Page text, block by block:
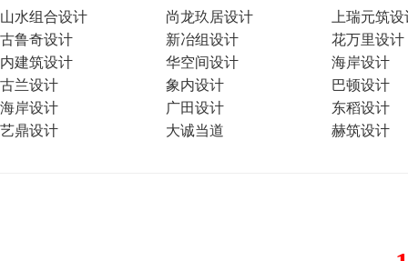
山水组合设计 尚龙玖居设计
上瑞元筑
古鲁奇设计
新冶组设计
花万里设计
内建筑设计
华空间设计
海岸设计
古兰设计
象内设计
巴顿设计
海岸设计
广田设计
东稻设计
艺鼎设计
大诚当道 赫筑设计